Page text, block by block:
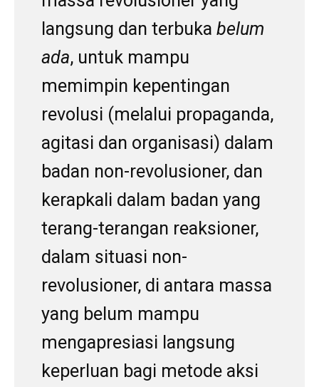
langsung dan terbuka belum
ada, untuk mampu
memimpin kepentingan
revolusi (melalui propaganda,
agitasi dan organisasi) dalam
badan non-revolusioner, dan
kerapkali dalam badan yang
terang-terangan reaksioner,
dalam situasi non-
revolusioner, di antara massa
yang belum mampu
mengapresiasi langsung
keperluan bagi metode aksi